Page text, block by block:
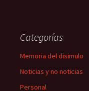
Categorías
Memoria del disimulo
Noticias y no noticias
Personal